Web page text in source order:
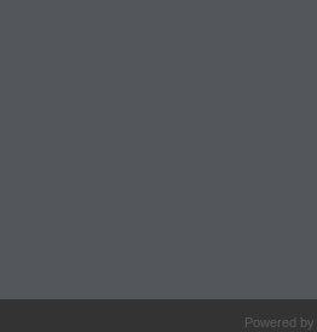
Powered by